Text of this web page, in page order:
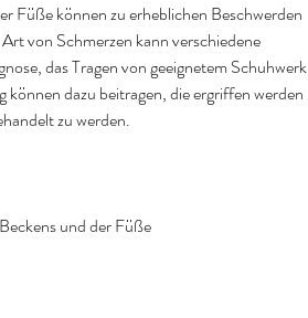
Füße können zu erheblichen Beschwerden
von Schmerzen kann verschiedene
das Tragen von geeignetem Schuhwerk
dazu beitragen, die ergriffen werden
zu werden.
und der Füße